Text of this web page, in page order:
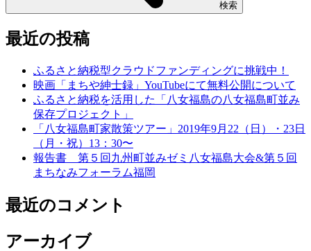
検索
最近の投稿
ふるさと納税型クラウドファンディングに挑戦中！
映画「まちや紳士録」YouTubeにて無料公開について
ふるさと納税を活用した「八女福島の八女福島町並み
保存プロジェクト」
「八女福島町家散策ツアー」2019年9月22（日）・23日
（月・祝）13：30〜
報告書 第５回九州町並みゼミ八女福島大会&第５回
まちなみフォーラム福岡
最近のコメント
アーカイブ